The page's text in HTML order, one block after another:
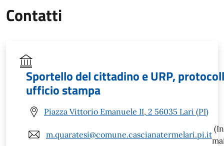
Contatti
Sportello del cittadino e URP,
ufficio stampa
Piazza Vittorio Emanuele II, 2 56035 Lari (PI)
m.quaratesi@comune.cascianatermelari.pi.it